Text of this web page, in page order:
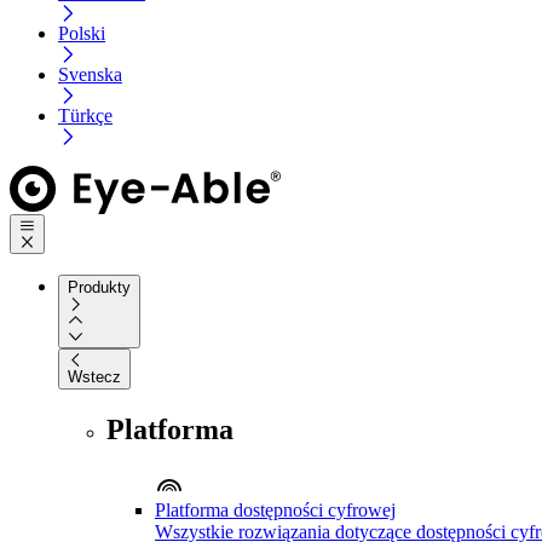
Polski
Svenska
Türkçe
Produkty
Wstecz
Platforma
Platforma dostępności cyfrowej
Wszystkie rozwiązania dotyczące dostępności